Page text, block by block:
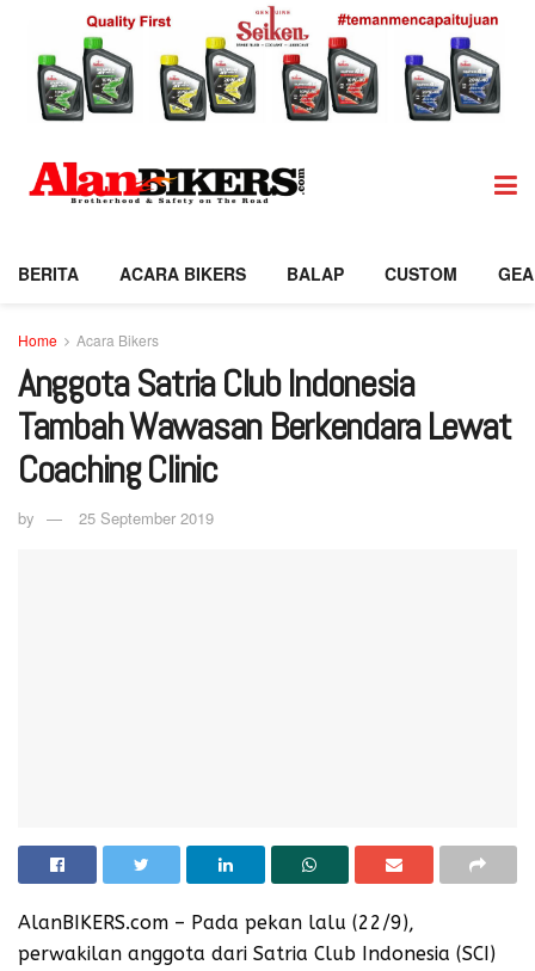
BERITA ACARA BIKERS BALAP CUSTOM
Home Acara Bikers
Anggota Satria Club Indonesia
Tambah Wawasan Berkendara Lewat
Coaching Clinic
by 25 September 2019
AlanBIKERS.com – Pada pekan lalu (22/9),
perwakilan anggota dari Satria Club Indonesia (SCI)